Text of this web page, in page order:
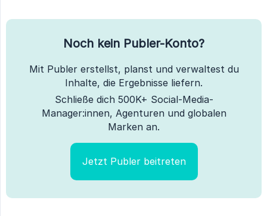
Noch kein Publer-Konto?
Mit Publer erstellst, planst und verwaltest du
Inhalte, die Ergebnisse liefern.
Schließe dich 500K+ Social-Media-
Manager:innen, Agenturen und globalen
Marken an.
Jetzt Publer beitreten